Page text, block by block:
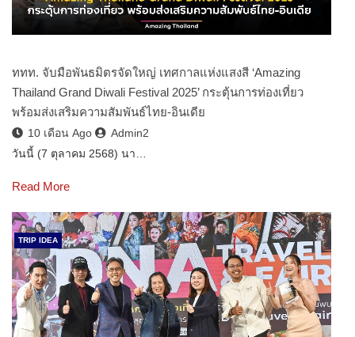
ททท. จับมือพันธมิตรจัดใหญ่ เทศกาลแห่งแสงสี ‘Amazing
Thailand Grand Diwali Festival 2025’ กระตุ้นการท่องเที่ยว
พร้อมส่งเสริมความสัมพันธ์ไทย-อินเดีย
10 เดือน Ago
Admin2
วันนี้ (7 ตุลาคม 2568) นา…
Read More
TRIP IDEA